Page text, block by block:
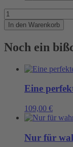
Hilfe
für
Ipads
In den Warenkorb
Noch ein
Eine
109,00 €
Nur für